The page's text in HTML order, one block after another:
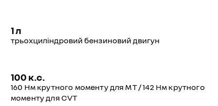
1 л
трьохциліндровий бензиновий двигун
100 к.с.
160 Нм крутного моменту для МТ / 142 Нм крутного
моменту для CVT